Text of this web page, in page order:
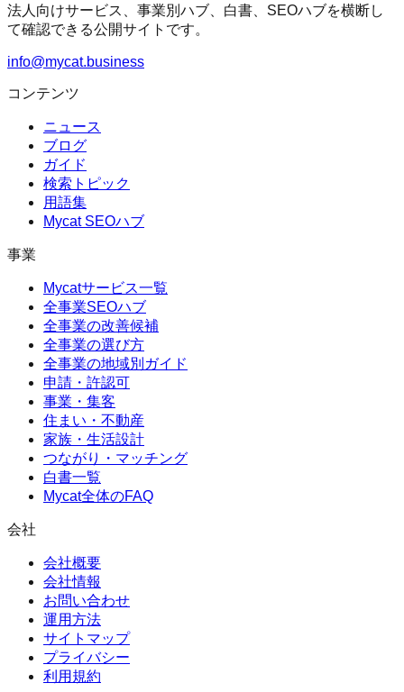
法人向けサービス、事業別ハブ、白書、SEOハブを横断し
て確認できる公開サイトです。
info@mycat.business
コンテンツ
ニュース
ブログ
ガイド
検索トピック
用語集
Mycat SEOハブ
事業
Mycatサービス一覧
全事業SEOハブ
全事業の改善候補
全事業の選び方
全事業の地域別ガイド
申請・許認可
事業・集客
住まい・不動産
家族・生活設計
つながり・マッチング
白書一覧
Mycat全体のFAQ
会社
会社概要
会社情報
お問い合わせ
運用方法
サイトマップ
プライバシー
利用規約